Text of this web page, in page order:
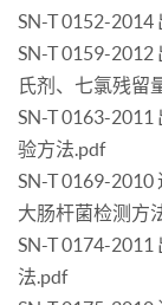
SN-T 0152-2014
SN-T 0159-
氏剂、七氯残留
SN-T 0163-
验方法.pdf
SN-T 0169-
大肠杆菌检测方
SN-T 0174-
法.pdf